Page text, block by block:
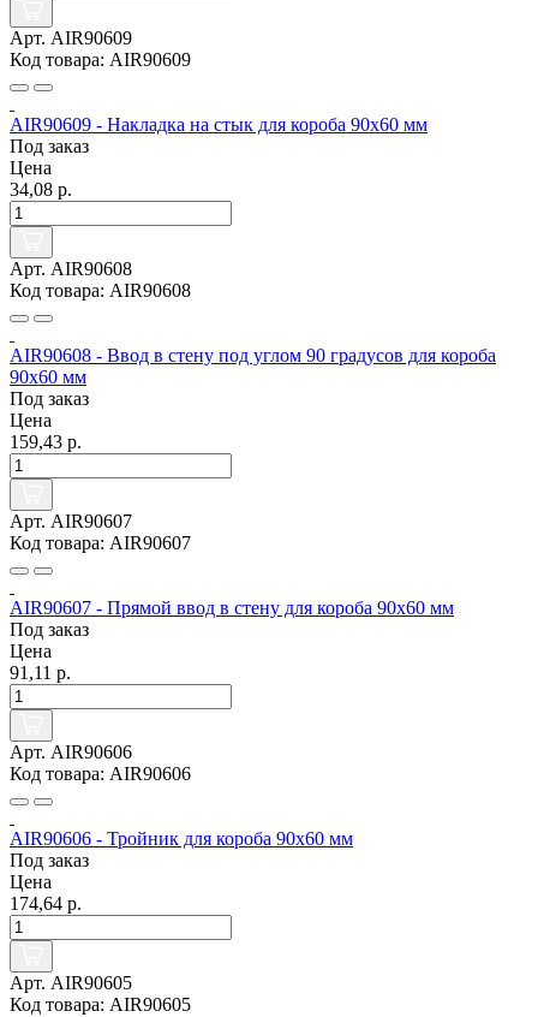
Арт. AIR90609
Код товара: AIR90609
AIR90609 - Накладка на стык для короба 90х60 мм
Под заказ
Цена
34,08 р.
Арт. AIR90608
Код товара: AIR90608
AIR90608 - Ввод в стену под углом 90 градусов для короба
90х60 мм
Под заказ
Цена
159,43 р.
Арт. AIR90607
Код товара: AIR90607
AIR90607 - Прямой ввод в стену для короба 90х60 мм
Под заказ
Цена
91,11 р.
Арт. AIR90606
Код товара: AIR90606
AIR90606 - Тройник для короба 90х60 мм
Под заказ
Цена
174,64 р.
Арт. AIR90605
Код товара: AIR90605